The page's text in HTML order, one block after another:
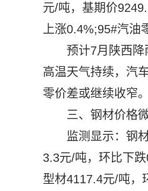
元/吨，基期价
上涨0.4%;95#汽油
预计7月陕西
高温天气持续，汽
零价差或继续收窄。
三、钢材价格
监测显示：钢
3.3元/吨，环比下
型材4117.4元/吨，